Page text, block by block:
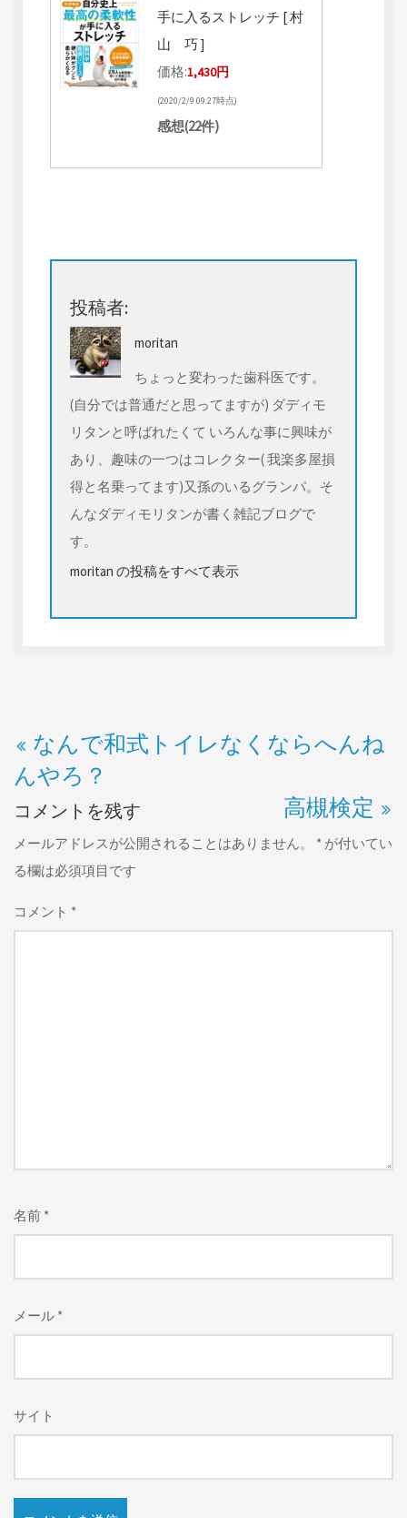
手に入るストレッチ [ 村
山 巧 ]
価格:1,430円
(2020/2/9 09:27時点)
感想(22件)
投稿者:
moritan
ちょっと変わった歯科医です。
(自分では普通だと思ってますが) ダディモ
リタンと呼ばれたくて いろんな事に興味が
あり、趣味の一つはコレクター( 我楽多屋損
得と名乗ってます)又孫のいるグランパ。そ
んなダディモリタンが書く雑記ブログで
す。
moritan の投稿をすべて表示
なんで和式トイレなくならへんね
んやろ？
高槻検定
コメントを残す
メールアドレスが公開されることはありません。 * が付いてい
る欄は必須項目です
コメント *
名前 *
メール *
サイト